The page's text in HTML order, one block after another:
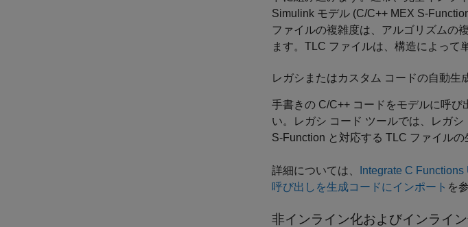
Simulink モデル (C/C++ MEX S-
ファイルの複雑度は、アルゴリズムの
ます。TLC ファイルは、構造によって
レガシまたはカスタム コードの自動生
手書きの C/C++ コードをモデルに呼
い。レガシ コード ツールでは、レガ
S-Function と対応する TLC ファイルの
詳細については、 Integrate C
呼び出しを生成コードにインポート を
非インライン化およびインライ